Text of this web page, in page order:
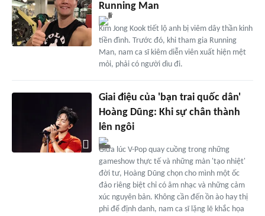
Running Man
Kim Jong Kook tiết lộ anh bị viêm dây thần kinh
tiền đình. Trước đó, khi tham gia Running
Man, nam ca sĩ kiêm diễn viên xuất hiện mệt
mỏi, phải có người dìu đi.
Giai điệu của 'bạn trai quốc dân'
Hoàng Dũng: Khi sự chân thành
lên ngôi
Giữa lúc V-Pop quay cuồng trong những
gameshow thực tế và những màn 'tạo nhiệt'
đời tư, Hoàng Dũng chọn cho mình một ốc
đảo riêng biệt chỉ có âm nhạc và những cảm
xúc nguyên bản. Không cần đến ồn ào hay thị
phi để định danh, nam ca sĩ lặng lẽ khắc họa